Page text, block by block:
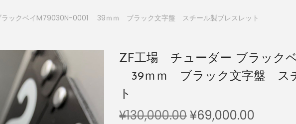
ックベイM79030N-0001 39ｍｍ ブラック文字盤 スチール製ブレスレット
ZF工場 チューダー ブラック
39ｍｍ ブラック文字盤 ス
ト
¥130,000.00¥69,000.00